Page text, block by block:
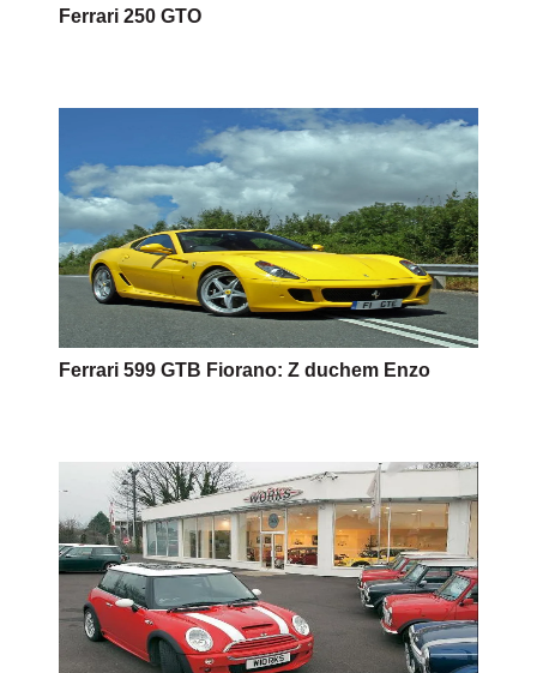
Ferrari 250 GTO
Ferrari 599 GTB Fiorano: Z duchem Enzo